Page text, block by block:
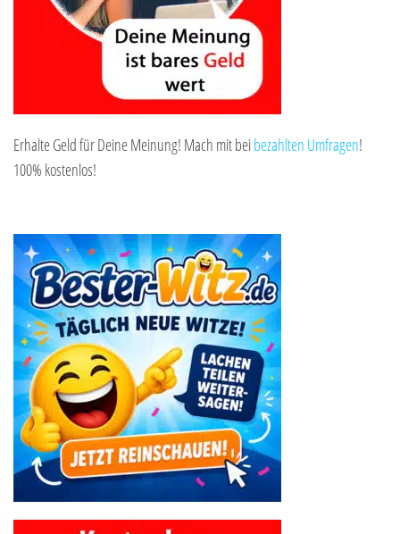
Erhalte Geld für Deine Meinung! Mach mit beibezahlten Umfragen!
100% kostenlos!